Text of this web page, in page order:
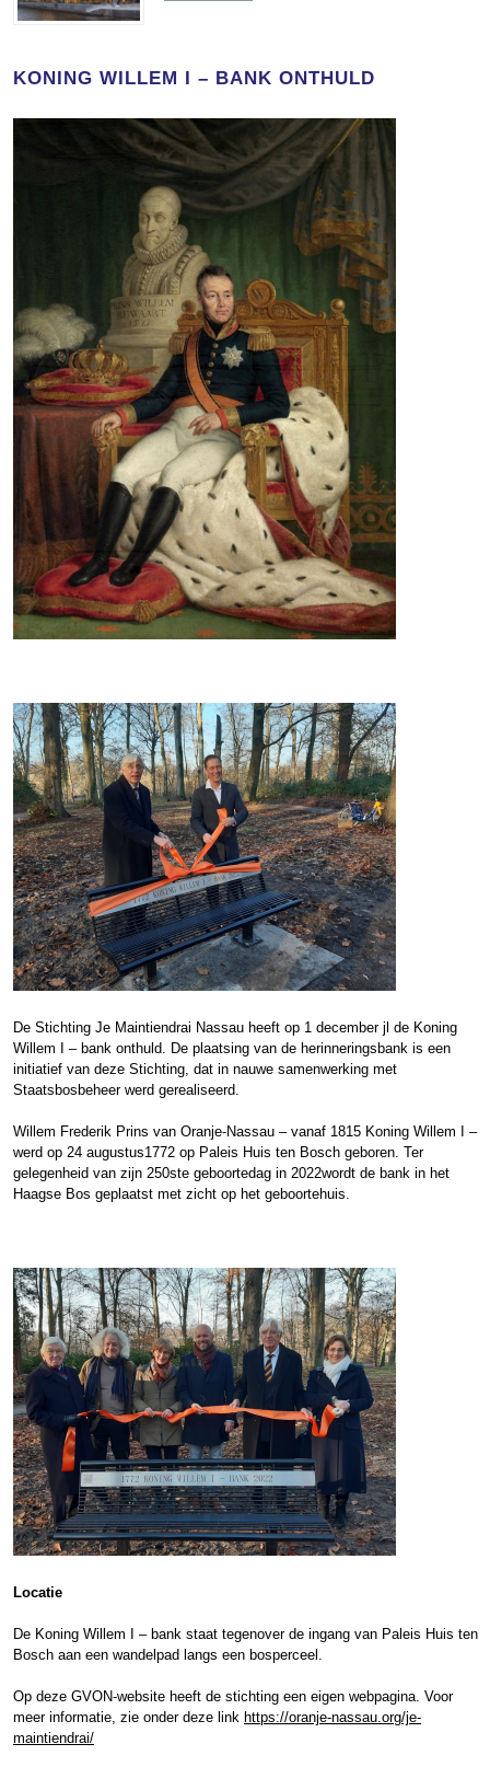
KONING WILLEM I – BANK ONTHULD
De Stichting Je Maintiendrai Nassau heeft op 1 december jl de Koning
Willem I – bank onthuld. De plaatsing van de herinneringsbank is een
initiatief van deze Stichting, dat in nauwe samenwerking met
Staatsbosbeheer werd gerealiseerd.
Willem Frederik Prins van Oranje-Nassau – vanaf 1815 Koning Willem I –
werd op 24 augustus1772 op Paleis Huis ten Bosch geboren. Ter
gelegenheid van zijn 250ste geboortedag in 2022wordt de bank in het
Haagse Bos geplaatst met zicht op het geboortehuis.
Locatie
De Koning Willem I – bank staat tegenover de ingang van Paleis Huis ten
Bosch aan een wandelpad langs een bosperceel.
Op deze GVON-website heeft de stichting een eigen webpagina. Voor
meer informatie, zie onder deze link https://oranje-nassau.org/je-
maintiendrai/